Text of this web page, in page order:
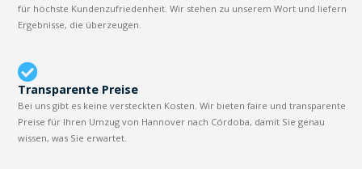
für höchste Kundenzufriedenheit. Wir stehen zu unserem Wort und liefern
Ergebnisse, die überzeugen.
Transparente Preise
Bei uns gibt es keine versteckten Kosten. Wir bieten faire und transparente
Preise für Ihren Umzug von Hannover nach Córdoba, damit Sie genau
wissen, was Sie erwartet.